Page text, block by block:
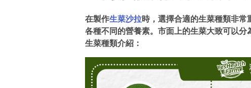
在製作生菜沙拉時，選擇合適的生菜種類非
各種不同的營養素。市面上的生菜大致可以
生菜種類介紹：